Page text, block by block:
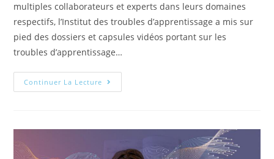
multiples collaborateurs et experts dans leurs domaines
respectifs, l’Institut des troubles d’apprentissage a mis sur
pied des dossiers et capsules vidéos portant sur les
troubles d’apprentissage…
Continuer La Lecture